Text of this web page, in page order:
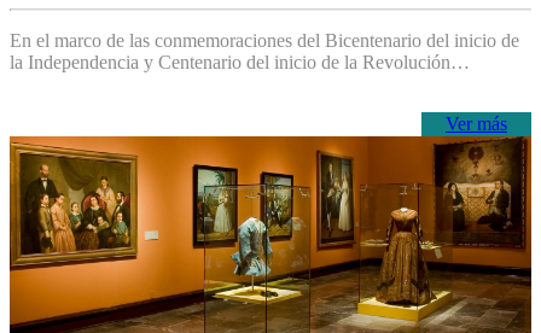
En el marco de las conmemoraciones del Bicentenario del inicio de
la Independencia y Centenario del inicio de la Revolución…
Ver más